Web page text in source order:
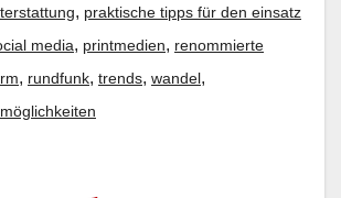
, praktische tipps für den einsatz
media, printmedien, renommierte
, rundfunk, trends, wandel,